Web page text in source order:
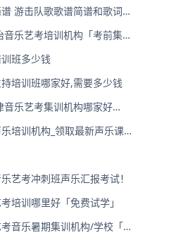
游击队歌歌谱简谱和歌词完
乐艺考培训机构「考前集训
班多少钱
培训班哪家好,需要多少钱
音乐艺考集训机构哪家好
培训机构_领取最新声乐课
艺考冲刺班声乐汇报考试！
培训哪里好「免费试学」
音乐暑期集训机构/学校「免